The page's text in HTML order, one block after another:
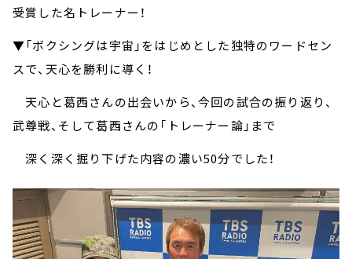
受賞した名トレーナー！
▼「ボクシングは宇宙」をはじめとした独特のワードセン
スで、天心を勝利に導く！
天心と葛西さんの出会いから、今回の試合の振り返り、
武尊戦、そして葛西さんの「トレーナー論」まで
深く深く掘り下げた内容の濃い50分でした！